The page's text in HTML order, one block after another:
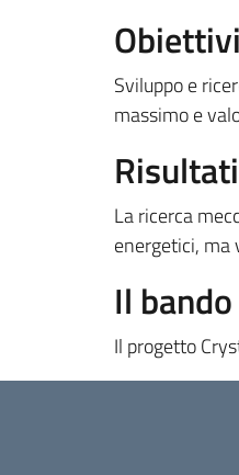
Obiettivi
Sviluppo e
massimo e
Risultati
La ricerca
energetici, ma
Il
Il progetto